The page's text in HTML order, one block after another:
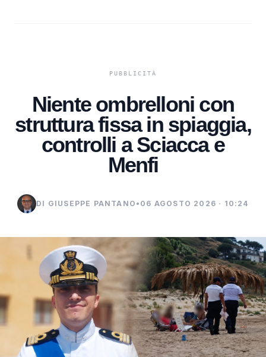
Niente ombrelloni con
struttura fissa in spiaggia,
controlli a Sciacca e
Menfi
DI GIUSEPPE PANTANO • 06 AGOSTO 2026 · 10:24